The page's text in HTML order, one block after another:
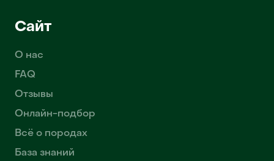
Сайт
О нас
FAQ
Отзывы
Онлайн-подбор
Всё о породах
База знаний